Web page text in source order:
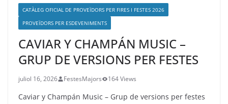
CATÀLEG OFICIAL DE PROVEÏDORS PER FIRES I FESTES 2026
PROVEÏDORS PER ESDEVENIMENTS
CAVIAR Y CHAMPÁN MUSIC –
GRUP DE VERSIONS PER FESTES
juliol 16, 2026 FestesMajors 164 Views
Caviar y Champán Music – Grup de versions per festes